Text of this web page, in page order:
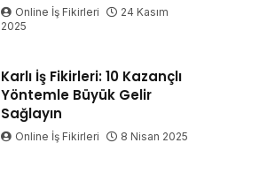
Online İş Fikirleri
24 Kasım
2025
Karlı İş Fikirleri: 10 Kazançlı
Yöntemle Büyük Gelir
Sağlayın
Online İş Fikirleri 8 Nisan 2025